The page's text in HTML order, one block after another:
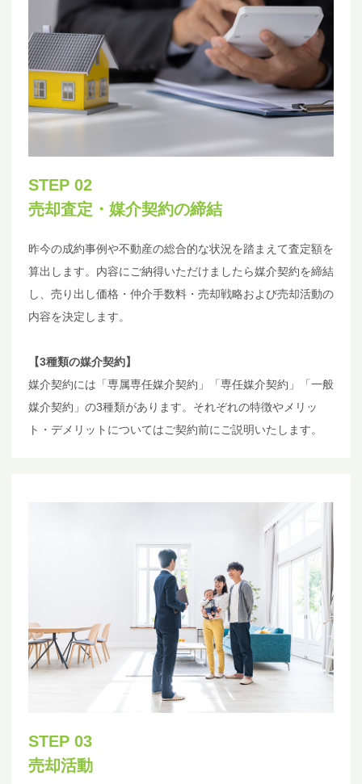
STEP 02
売却査定・媒介契約の締結
昨今の成約事例や不動産の総合的な状況を踏まえて査定額を
算出します。内容にご納得いただけましたら媒介契約を締結
し、売り出し価格・仲介手数料・売却戦略および売却活動の
内容を決定します。
【3種類の媒介契約】
媒介契約には「専属専任媒介契約」「専任媒介契約」「一般
媒介契約」の3種類があります。それぞれの特徴やメリッ
ト・デメリットについてはご契約前にご説明いたします。
STEP 03
売却活動